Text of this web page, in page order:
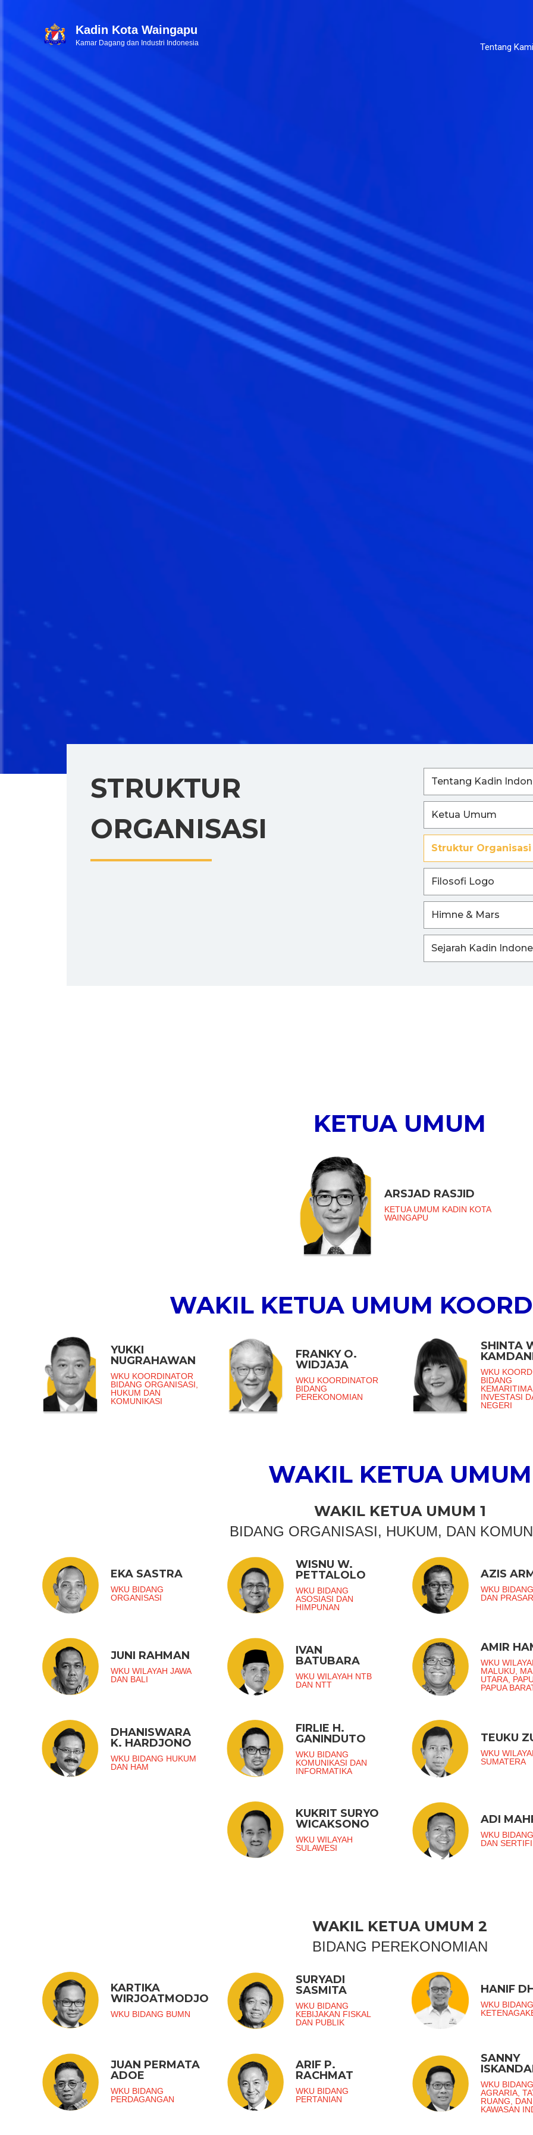
Kadin Kota Waingapu
Kamar Dagang dan Industri Indonesia Tentang Kami
STRUKTUR
ORGANISASI
Tentang Kadin
Ketua Umum
Struktur Organisasi
Filosofi Logo
Himne & Mars
Sejarah Kadin
KETUA UMUM
ARSJAD RASJID
KETUA UMUM KADIN KOTA
WAINGAPU
WAKIL KETUA UMUM
YUKKI
NUGRAHAWAN
WKU KOORDINATOR
BIDANG ORGANISASI,
HUKUM DAN
KOMUNIKASI
FRANKY O.
WIDJAJA
WKU KOORDINATOR
BIDANG
PEREKONOMIAN
SHINTA
WKU
BIDANG
INVESTASI
NEGERI
WAKIL KETUA UMUM
WAKIL KETUA UMUM 1
BIDANG ORGANISASI, HUKUM, DAN
EKA SASTRA
WKU BIDANG
ORGANISASI
WISNU W.
PETTALOLO
WKU BIDANG
ASOSIASI DAN
HIMPUNAN
AZIS
WKU
DAN
JUNI RAHMAN
WKU WILAYAH JAWA
DAN BALI
IVAN
BATUBARA
WKU WILAYAH NTB
DAN NTT
AMIR
WKU
MALUKU,
UTARA,
PAPUA
DHANISWARA
K. HARDJONO
WKU BIDANG HUKUM
DAN HAM
FIRLIE H.
GANINDUTO
WKU BIDANG
KOMUNIKASI DAN
INFORMATIKA
TEUKU
WKU
SUMATERA
KUKRIT SURYO
WICAKSONO
WKU WILAYAH
SULAWESI
ADI
WKU
DAN
WAKIL KETUA UMUM 2
BIDANG PEREKONOMIAN
KARTIKA
WIRJOATMODJO
WKU BIDANG BUMN
SURYADI
SASMITA
WKU BIDANG
KEBIJAKAN FISKAL
DAN PUBLIK
HANIF
WKU
JUAN PERMATA
ADOE
WKU BIDANG
PERDAGANGAN
ARIF P.
RACHMAT
WKU BIDANG
PERTANIAN
SANNY
WKU
AGRARIA,
RUANG, DAN
KAWASAN